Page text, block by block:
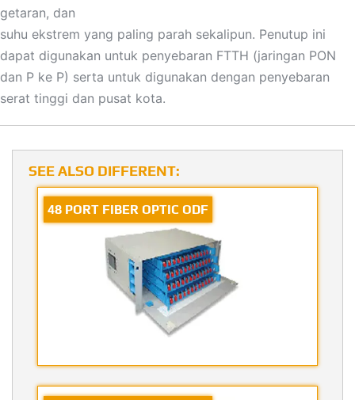
getaran, dan
suhu ekstrem yang paling parah sekalipun. Penutup ini
dapat digunakan untuk penyebaran FTTH (jaringan PON
dan P ke P) serta untuk digunakan dengan penyebaran
serat tinggi dan pusat kota.
SEE ALSO DIFFERENT:
48 PORT FIBER OPTIC ODF